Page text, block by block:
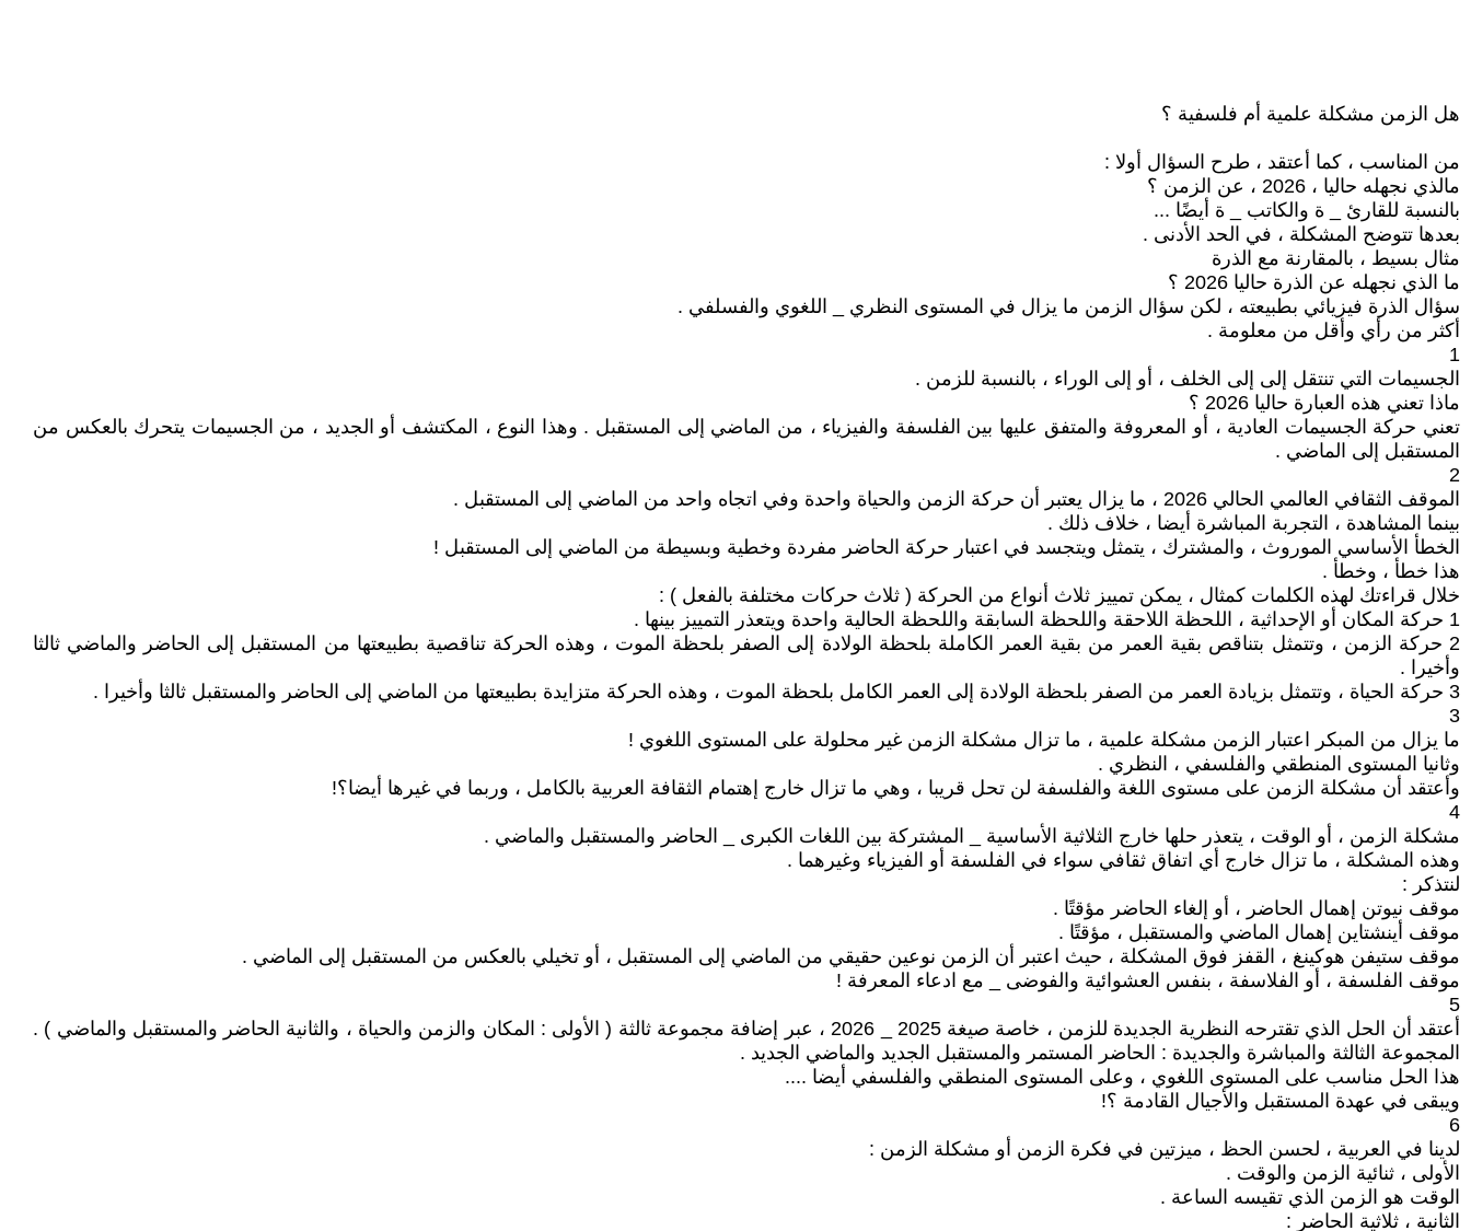
هل الزمن مشكلة علمية أم فلسفية ؟
من المناسب ، كما أعتقد ، طرح السؤال أولا :
مالذي نجهله حاليا ، 2026 ، عن الزمن ؟
بالنسبة للقارئ _ ة والكاتب _ ة أيضًا ...
بعدها تتوضح المشكلة ، في الحد الأدنى .
مثال بسيط ، بالمقارنة مع الذرة
ما الذي نجهله عن الذرة حاليا 2026 ؟
سؤال الذرة فيزيائي بطبيعته ، لكن سؤال الزمن ما يزال في المستوى النظري _ اللغوي والفسلفي .
أكثر من رأي وأقل من معلومة .
1
الجسيمات التي تنتقل إلى إلى الخلف ، أو إلى الوراء ، بالنسبة للزمن .
ماذا تعني هذه العبارة حاليا 2026 ؟
تعني حركة الجسيمات العادية ، أو المعروفة والمتفق عليها بين الفلسفة والفيزياء ، من الماضي إلى المستقبل . وهذا النوع ، المكتشف أو الجديد ، من الجسيمات يتحرك بالعكس من
المستقبل إلى الماضي .
2
الموقف الثقافي العالمي الحالي 2026 ، ما يزال يعتبر أن حركة الزمن والحياة واحدة وفي اتجاه واحد من الماضي إلى المستقبل .
بينما المشاهدة ، التجربة المباشرة أيضا ، خلاف ذلك .
الخطأ الأساسي الموروث ، والمشترك ، يتمثل ويتجسد في اعتبار حركة الحاضر مفردة وخطية وبسيطة من الماضي إلى المستقبل !
هذا خطأ ، وخطأ .
خلال قراءتك لهذه الكلمات كمثال ، يمكن تمييز ثلاث أنواع من الحركة ( ثلاث حركات مختلفة بالفعل ) :
1 حركة المكان أو الإحداثية ، اللحظة اللاحقة واللحظة السابقة واللحظة الحالية واحدة ويتعذر التمييز بينها .
2 حركة الزمن ، وتتمثل بتناقص بقية العمر من بقية العمر الكاملة بلحظة الولادة إلى الصفر بلحظة الموت ، وهذه الحركة تناقصية بطبيعتها من المستقبل إلى الحاضر والماضي ثالثا
وأخيرا .
3 حركة الحياة ، وتتمثل بزيادة العمر من الصفر بلحظة الولادة إلى العمر الكامل بلحظة الموت ، وهذه الحركة متزايدة بطبيعتها من الماضي إلى الحاضر والمستقبل ثالثا وأخيرا .
3
ما يزال من المبكر اعتبار الزمن مشكلة علمية ، ما تزال مشكلة الزمن غير محلولة على المستوى اللغوي !
وثانيا المستوى المنطقي والفلسفي ، النظري .
وأعتقد أن مشكلة الزمن على مستوى اللغة والفلسفة لن تحل قريبا ، وهي ما تزال خارج إهتمام الثقافة العربية بالكامل ، وربما في غيرها أيضا؟!
4
مشكلة الزمن ، أو الوقت ، يتعذر حلها خارج الثلاثية الأساسية _ المشتركة بين اللغات الكبرى _ الحاضر والمستقبل والماضي .
وهذه المشكلة ، ما تزال خارج أي اتفاق ثقافي سواء في الفلسفة أو الفيزياء وغيرهما .
لنتذكر :
موقف نيوتن إهمال الحاضر ، أو إلغاء الحاضر مؤقتًا .
موقف أينشتاين إهمال الماضي والمستقبل ، مؤقتًا .
موقف ستيفن هوكينغ ، القفز فوق المشكلة ، حيث اعتبر أن الزمن نوعين حقيقي من الماضي إلى المستقبل ، أو تخيلي بالعكس من المستقبل إلى الماضي .
موقف الفلسفة ، أو الفلاسفة ، بنفس العشوائية والفوضى _ مع ادعاء المعرفة !
5
أعتقد أن الحل الذي تقترحه النظرية الجديدة للزمن ، خاصة صيغة 2025 _ 2026 ، عبر إضافة مجموعة ثالثة ( الأولى : المكان والزمن والحياة ، والثانية الحاضر والمستقبل والماضي ) .
المجموعة الثالثة والمباشرة والجديدة : الحاضر المستمر والمستقبل الجديد والماضي الجديد .
هذا الحل مناسب على المستوى اللغوي ، وعلى المستوى المنطقي والفلسفي أيضا ....
ويبقى في عهدة المستقبل والأجيال القادمة ؟!
6
لدينا في العربية ، لحسن الحظ ، ميزتين في فكرة الزمن أو مشكلة الزمن :
الأولى ، ثنائية الزمن والوقت .
الوقت هو الزمن الذي تقيسه الساعة .
الثانية ، ثلاثية الحاضر :